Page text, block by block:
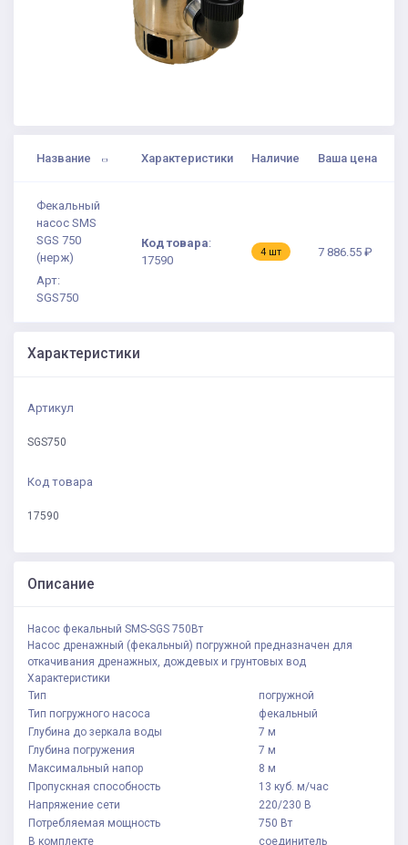
Название Характеристики Наличие Ваша цена
Фекальный
насос SMS
SGS 750
(нерж)
Арт:
SGS750
Код товара:
17590
4 шт 7 886.55 ₽
Характеристики
Артикул
SGS750
Код товара
17590
Описание
Насос фекальный SMS-SGS 750Вт
Насос дренажный (фекальный) погружной предназначен для
откачивания дренажных, дождевых и грунтовых вод
Характеристики
Тип
погружной
Тип погружного насоса
фекальный
Глубина до зеркала воды
7 м
Глубина погружения
7 м
Максимальный напор
8 м
Пропускная способность
13 куб. м/час
Напряжение сети
220/230 В
Потребляемая мощность
750 Вт
В комплекте
соединитель